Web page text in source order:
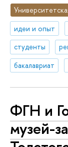
идеи и опыт
студенты
бакалавриат
ФГН и
музей-